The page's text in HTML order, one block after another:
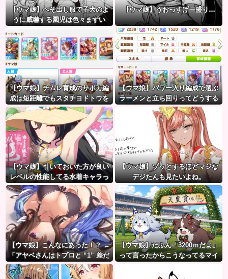
【ウマ娘】へそ出し服で子犬のよ
うに威嚇する園児は色々まずい
【ウマ娘】うおっすげー盛り…
【ウマ娘】チムレ育成のサポカ編
成は短距離でもスタチヨドトウを
編成するってマジ！？ 根性サポカ
を編成していた意味…
【ウマ娘】パワー入り編成で選ぶ
ラーメンと立ち回りってどうする
べきなの？
【ウマ娘】引いておいた方が良い
レベルの性能してる水着キャラっ
て誰かいたっけ？←「いっぱいい
るぞ」
【ウマ娘】ゾッとするほどマジな
デジたんも見たいよね。
【ウマ娘】こんなにあった！？ ←
「アヤベさんはトプロと “1” 差だ
ぞ」
【ウマ娘】たぶん「3200ｍだよ」
って言ったからこうなってるマイ